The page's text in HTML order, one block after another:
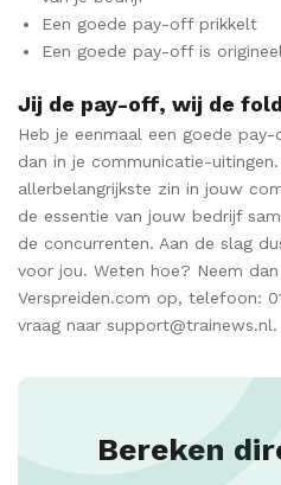
Een goede pay-off prikkelt
Een goede pay-off is
Jij de pay-off, wij de
Heb je eenmaal een goede
dan in je communicatie-
allerbelangrijkste zin in jouw
de essentie van jouw bedrijf
de concurrenten. Aan de slag
voor jou. Weten hoe? Neem
Verspreiden.com op, telefoon:
vraag naar support@trainews.nl.
Bereken